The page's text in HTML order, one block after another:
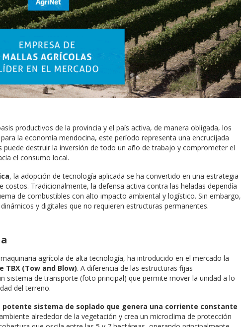
productivos de la provincia y el país activa, de manera obligada, los
la economía mendocina, este período representa una encrucijada
puede destruir la inversión de todo un año de trabajo y comprometer el
el consumo local.
, la adopción de tecnología aplicada se ha convertido en una estrategia
costos. Tradicionalmente, la defensa activa contra las heladas dependía
de combustibles con alto impacto ambiental y logístico. Sin embargo,
y digitales que no requieren estructuras permanentes.
agrícola de alta tecnología, ha introducido en el mercado la
(Tow and Blow). A diferencia de las estructuras fijas
sistema de transporte (foto principal) que permite mover la unidad a lo
del terreno.
potente sistema de soplado que genera una corriente constante
alrededor de la vegetación y crea un microclima de protección